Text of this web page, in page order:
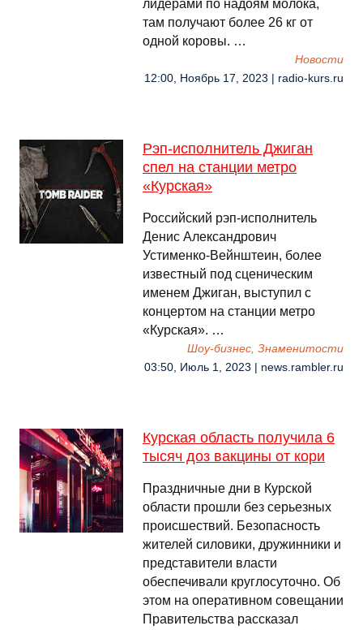
лидерами по надоям молока,
там получают более 26 кг от
одной коровы. …
Новости
12:00, Ноябрь 17, 2023 | radio-kurs.ru
Рэп-исполнитель Джиган
спел на станции метро
«Курская»
Российский рэп-исполнитель
Денис Александрович
Устименко-Вейнштеин, более
известный под сценическим
именем Джиган, выступил с
концертом на станции метро
«Курская». …
Шоу-бизнес, Знаменитости
03:50, Июль 1, 2023 | news.rambler.ru
Курская область получила 6
тысяч доз вакцины от кори
Праздничные дни в Курской
области прошли без серьезных
происшествий. Безопасность
жителей силовики, дружинники и
представители власти
обеспечивали круглосуточно. Об
этом на оперативном совещании
Правительства рассказал